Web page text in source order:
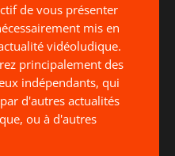
de vous présenter
mis en
vidéoludique.
principalement des
indépendants, qui
d'autres actualités
ou à d'autres